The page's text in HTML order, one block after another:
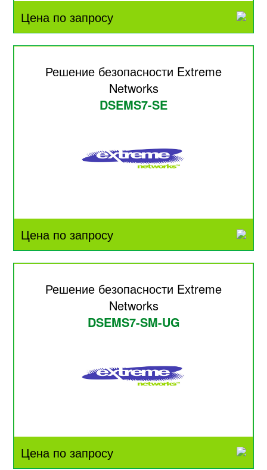
Цена по запросу
Решение безопасности Extreme
Networks
DSEMS7-SE
Цена по запросу
Решение безопасности Extreme
Networks
DSEMS7-SM-UG
Цена по запросу